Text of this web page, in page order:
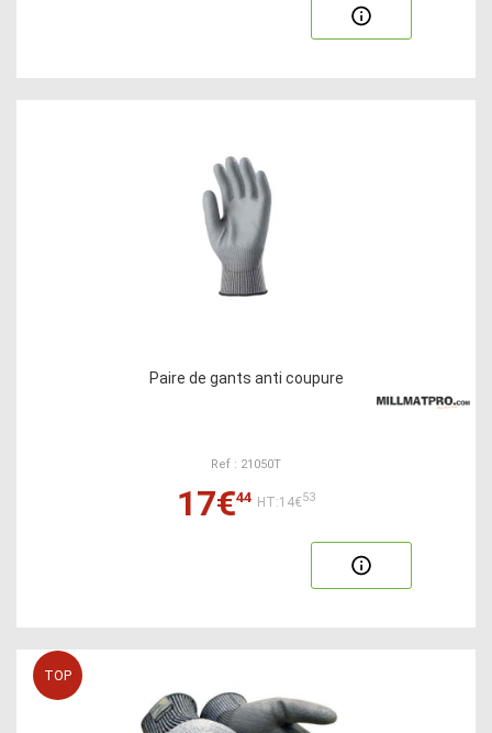
Paire de gants anti coupure
Ref : 21050T
17€44 HT:14€53
TOP